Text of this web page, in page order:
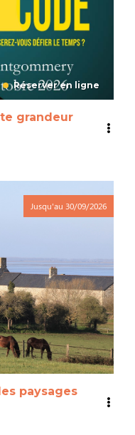
Réserver en ligne
grandeur
Jusqu'au 30/09/2026
paysages